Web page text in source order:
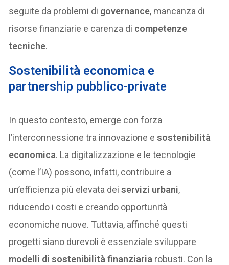
seguite da problemi di governance, mancanza di
risorse finanziarie e carenza di competenze
tecniche.
Sostenibilità economica e
partnership pubblico-private
In questo contesto, emerge con forza
l’interconnessione tra innovazione esostenibilità
economica. La digitalizzazione e le tecnologie
(come l’IA) possono, infatti, contribuire a
un’efficienza più elevata deiservizi urbani,
riducendo i costi e creando opportunità
economiche nuove. Tuttavia, affinché questi
progetti siano durevoli è essenziale sviluppare
modelli di sostenibilità finanziaria robusti. Con la